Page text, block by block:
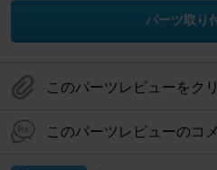
パーツ取り
このパーツレビューをク
このパーツレビューのコ